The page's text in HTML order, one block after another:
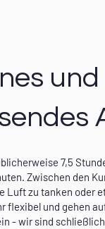
und
7,5
Zwischen den
Luft zu tanken oder
flexibel und gehen
- wir sind